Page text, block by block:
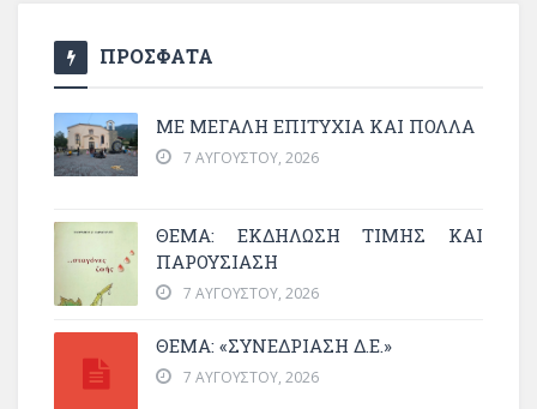
ΠΡΟΣΦΑΤΑ
ΜΕ ΜΕΓΆΛΗ ΕΠΙΤΥΧΊΑ ΚΑΙ ΠΟΛΛΆ
7 ΑΥΓΟΎΣΤΟΥ, 2026
ΘΈΜΑ: ΕΚΔΉΛΩΣΗ ΤΙΜΉΣ ΚΑΙ
ΠΑΡΟΥΣΊΑΣΗ
7 ΑΥΓΟΎΣΤΟΥ, 2026
ΘΕΜΑ: «ΣΥΝΕΔΡΊΑΣΗ Δ.Ε.»
7 ΑΥΓΟΎΣΤΟΥ, 2026